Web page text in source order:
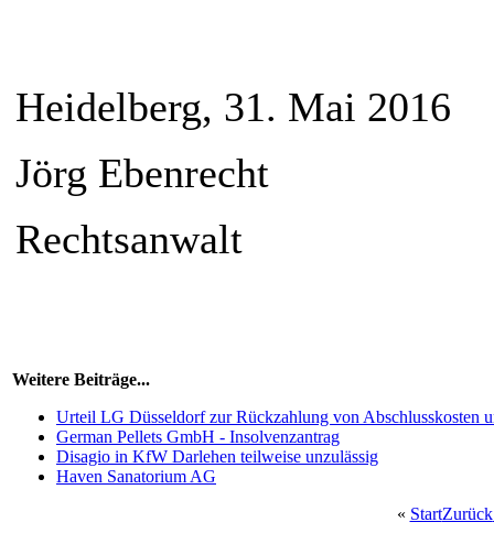
Heidelberg, 31. Mai 2016
Jörg Ebenrecht
Rechtsanwalt
Weitere Beiträge...
Urteil LG Düsseldorf zur Rückzahlung von Abschlusskosten
German Pellets GmbH - Insolvenzantrag
Disagio in KfW Darlehen teilweise unzulässig
Haven Sanatorium AG
« StartZurück